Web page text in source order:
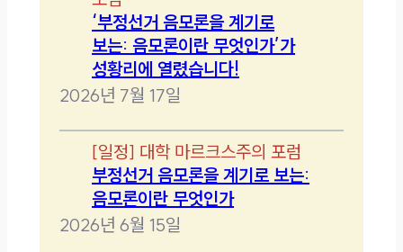
‘부정선거 음모론을 계기로
보는: 음모론이란 무엇인가’가
성황리에 열렸습니다!
2026년 7월 17일
[일정] 대학 마르크스주의 포럼
부정선거 음모론을 계기로 보는:
음모론이란 무엇인가
2026년 6월 15일